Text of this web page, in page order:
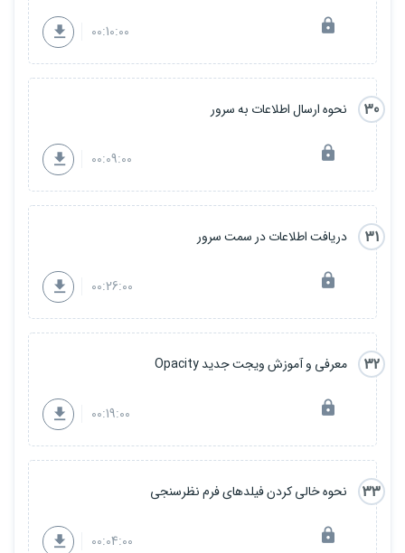
00:10:00
30 نحوه ارسال اطلاعات به سرور
00:09:00
31 دریافت اطلاعات در سمت سرور
00:26:00
32 معرفی و آموزش ویجت جدید Opacity
00:19:00
33 نحوه خالی کردن فیلدهای فرم نظرسنجی
00:04:00